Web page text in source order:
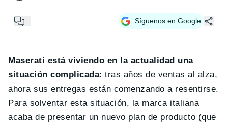
... Síguenos en Google
Maserati está viviendo en la actualidad una
situación complicada: tras años de ventas al alza,
ahora sus entregas están comenzando a resentirse.
Para solventar esta situación, la marca italiana
acaba de presentar un nuevo plan de producto (que